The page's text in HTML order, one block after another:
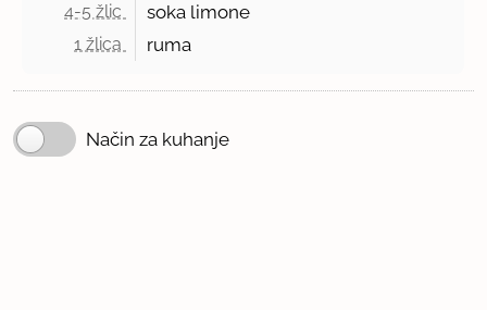
4-5 žlic soka limone
1 žlica ruma
Način za kuhanje